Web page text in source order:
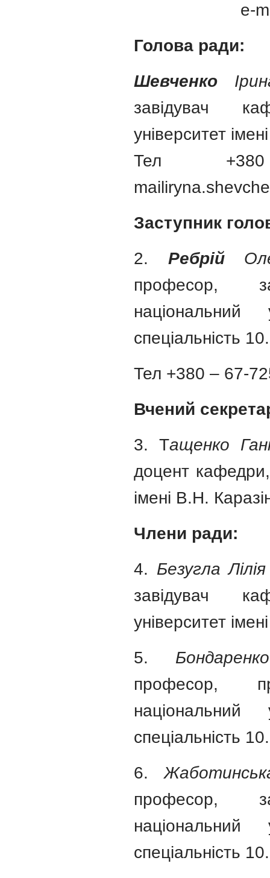
e-
Голова ради:
Шевченко
завідувач
університет
Тел
Заступник
2. Ребрій
професор,
спеціальність
Тел +380 – 67-
Вчений
3. Тащенко
доцент кафедри,
імені В.Н.
Члени ради:
4. Безугла
завідувач
університет
5.
професор,
спеціальність
6.
професор,
спеціальність